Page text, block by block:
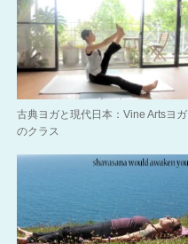
古典ヨガと現代日本：Vine Artsヨガ
のクラス